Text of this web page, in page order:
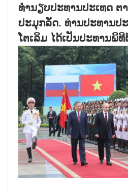
ທຳນຽບປະທານປະເທດ ຕ
ປະມຸກລັດ. ທ່ານປະທານປ
ໂຕເລິມ ໄດ້ເປັນປະທານພິ